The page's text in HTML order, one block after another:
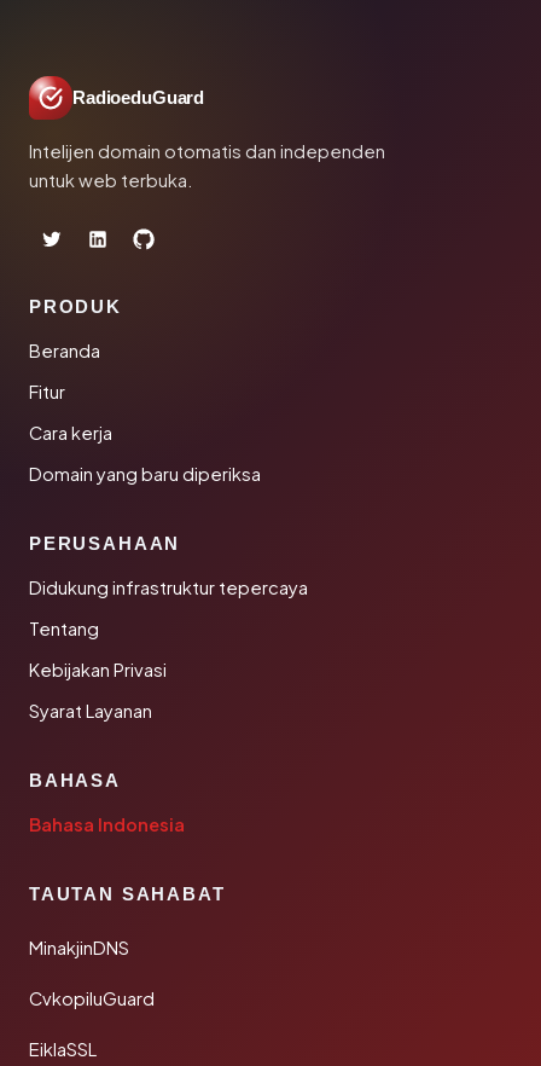
RadioeduGuard
Intelijen domain otomatis dan independen
untuk web terbuka.
PRODUK
Beranda
Fitur
Cara kerja
Domain yang baru diperiksa
PERUSAHAAN
Didukung infrastruktur tepercaya
Tentang
Kebijakan Privasi
Syarat Layanan
BAHASA
Bahasa Indonesia
TAUTAN SAHABAT
MinakjinDNS
CvkopiluGuard
EiklaSSL